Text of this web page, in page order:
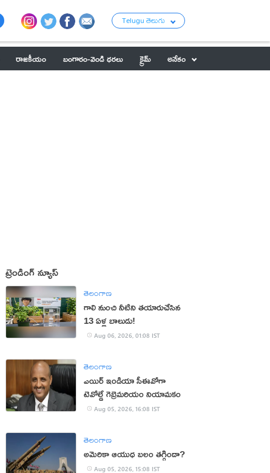
Telugu తెలుగు
రాజకీయం బంగారం-వెండి ధరలు క్రైమ్
అనేకం
ట్రెండింగ్ న్యూస్
తెలంగాణ
గాలి నుంచి నీటిని తయారుచేసిన
13 ఏళ్ల బాలుడు!
Aug 06, 2026, 01:08 IST
తెలంగాణ
ఎయిర్ ఇండియా సీఈవోగా
టెవోల్డే గెబ్రెమరియం నియామకం
Aug 05, 2026, 16:08 IST
తెలంగాణ
అమెరికా ఆయుధ బలం తగ్గిందా?
Aug 05, 2026, 15:08 IST